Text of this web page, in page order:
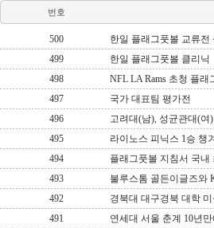
번호
500 한일 플래그풋볼 교류전
499
한일 플래그풋볼 클리닉
498
NFL LA Rams 초청 플래
497
국가 대표팀 평가전
496
고려대(남), 성균관대(여
495
라이노스 피닉스 1승 챙
494
플래그풋볼 지침서 국내
493
불루스톰 골든이글즈와
492
경북대 대구경북 대학
491
연세대 서울 춘계 10년